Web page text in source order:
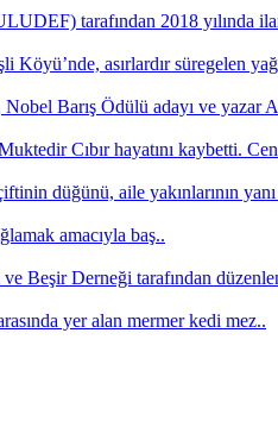
tarafından 2018 yılında
Köyü’nde, asırlardır süregelen
Nobel Barış Ödülü adayı ve yazar
Cıbır hayatını kaybetti.
düğünü, aile yakınlarının yanı
amacıyla baş..
Beşir Derneği tarafından
yer alan mermer kedi mez..